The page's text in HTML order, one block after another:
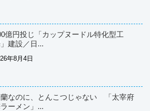
億円投じ「カップヌードル特化型工
建設／日...
年8月4日
なのに、とんこつじゃない 「太宰府
ーメン」...